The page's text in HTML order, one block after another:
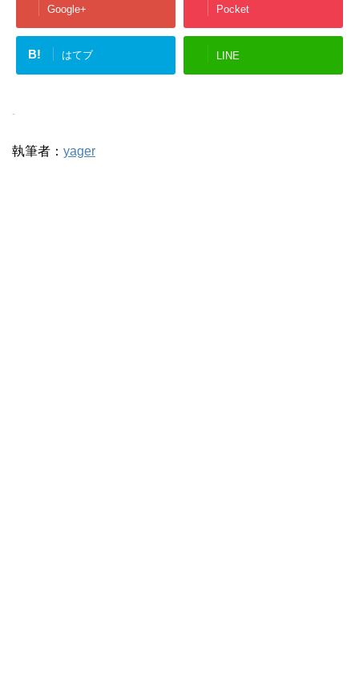
Google+ Pocket
B! はてブ LINE
-
執筆者： yager